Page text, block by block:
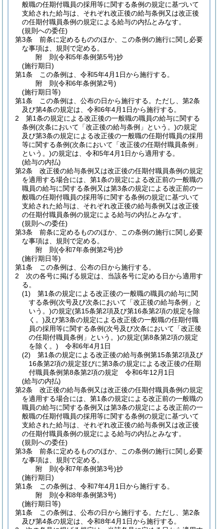
般職の任期付職員の採用等に関する条例の規定に基づいて
支給された給与は、それぞれ改正後の給与条例又は改正後
の任期付職員条例の規定による給与の内払とみなす。
(規則への委任)
第3条
前条に定めるもののほか、この条例の施行に関し必要
な事項は、規則で定める。
附 則(令和5年条例第5号)抄
(施行期日)
第1条
この条例は、令和5年4月1日から施行する。
附 則(令和6年条例第2号)
(施行期日等)
第1条
この条例は、公布の日から施行する。 ただし、第2条
及び第4条の規定は、令和6年4月1日から施行する。
2
第1条の規定による改正後の一般職の職員の給与に関する
条例(次条において「改正後の給与条例」という。)の規定
及び第3条の規定による改正後の一般職の任期付職員の採用
等に関する条例(次条において「改正後の任期付職員条例」
という。)の規定は、令和5年4月1日から適用する。
(給与の内払)
第2条
改正後の給与条例又は改正後の任期付職員条例の規定
を適用する場合には、第1条の規定による改正前の一般職の
職員の給与に関する条例又は第3条の規定による改正前の一
般職の任期付職員の採用等に関する条例の規定に基づいて
支給された給与は、それぞれ改正後の給与条例又は改正後
の任期付職員条例の規定による給与の内払とみなす。
(規則への委任)
第3条
前条に定めるもののほか、この条例の施行に関し必要
な事項は、規則で定める。
附 則(令和7年条例第2号)抄
(施行期日等)
第1条
この条例は、公布の日から施行する。
2
次の各号に掲げる規定は、当該各号に定める日から適用す
る。
(1)
第1条の規定による改正後の一般職の職員の給与に関
する条例(次号及び次条において「改正後の給与条例」と
いう。)の規定(第15条第2項及び第16条第2項の規定を除
く。)及び第3条の規定による改正後の一般職の任期付職
員の採用等に関する条例(次号及び次条において「改正後
の任期付職員条例」という。)の規定(第8条第2項の規定
を除く。) 令和6年4月1日
(2)
第1条の規定による改正後の給与条例第15条第2項及び
16条第2項の規定並びに第3条の規定による改正後の任期
付職員条例第8条第2項の規定 令和6年12月1日
(給与の内払)
第2条
改正後の給与条例又は改正後の任期付職員条例の規定
を適用する場合には、第1条の規定による改正前の一般職の
職員の給与に関する条例又は第3条の規定による改正前の一
般職の任期付職員の採用等に関する条例の規定に基づいて
支給された給与は、それぞれ改正後の給与条例又は改正後
の任期付職員条例の規定による給与の内払とみなす。
(規則への委任)
第3条
前条に定めるもののほか、この条例の施行に関し必要
な事項は、規則で定める。
附 則(令和7年条例第3号)抄
(施行期日)
第1条
この条例は、令和7年4月1日から施行する。
附 則(令和8年条例第3号)
(施行期日等)
第1条
この条例は、公布の日から施行する。 ただし、第2条
及び第4条の規定は、令和8年4月1日から施行する。